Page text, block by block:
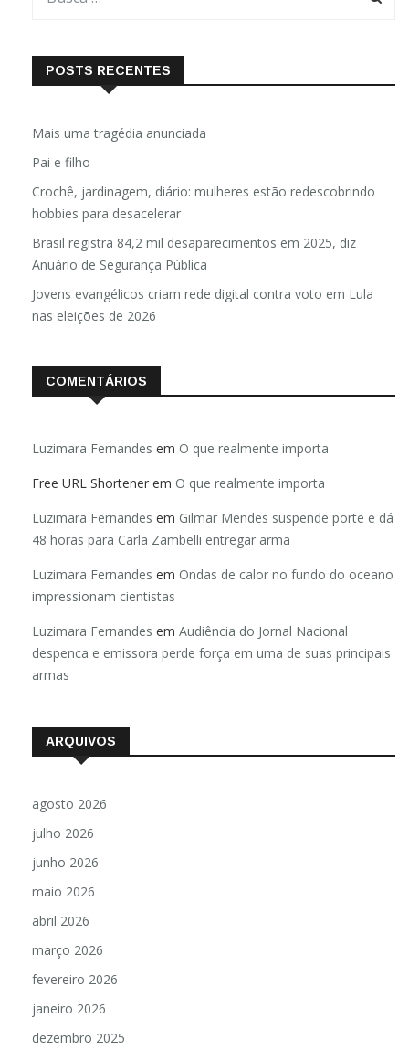
POSTS RECENTES
Mais uma tragédia anunciada
Pai e filho
Crochê, jardinagem, diário: mulheres estão redescobrindo
hobbies para desacelerar
Brasil registra 84,2 mil desaparecimentos em 2025, diz
Anuário de Segurança Pública
Jovens evangélicos criam rede digital contra voto em Lula
nas eleições de 2026
COMENTÁRIOS
Luzimara Fernandes em O que realmente importa
Free URL Shortener em O que realmente importa
Luzimara Fernandes em Gilmar Mendes suspende porte e dá
48 horas para Carla Zambelli entregar arma
Luzimara Fernandes em Ondas de calor no fundo do oceano
impressionam cientistas
Luzimara Fernandes em Audiência do Jornal Nacional
despenca e emissora perde força em uma de suas principais
armas
ARQUIVOS
agosto 2026
julho 2026
junho 2026
maio 2026
abril 2026
março 2026
fevereiro 2026
janeiro 2026
dezembro 2025